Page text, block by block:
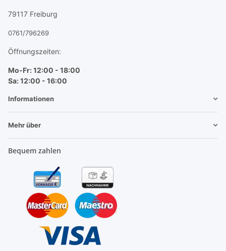
79117 Freiburg
0761/796269
Öffnungszeiten:
Mo-Fr: 12:00 - 18:00
Sa: 12:00 - 16:00
Informationen
Mehr über
Bequem zahlen